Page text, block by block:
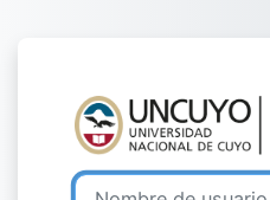
Nombre de usuario